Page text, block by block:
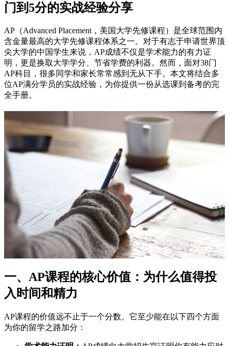
门到5分的实战经验分享
AP（Advanced Placement，美国大学先修课程）是全球范围内
含金量最高的大学先修课程体系之一。对于有志于申请世界顶
尖大学的中国学生来说，AP成绩不仅是学术能力的有力证
明，更是换取大学学分、节省学费的利器。然而，面对38门
AP科目，很多同学和家长常常感到无从下手。本文将结合多
位AP满分学员的实战经验，为你提供一份从选课到备考的完
全手册。
一、AP课程的核心价值：为什么值得投
入时间和精力
AP课程的价值远不止于一个分数。它至少能在以下四个方面
为你的留学之路加分：